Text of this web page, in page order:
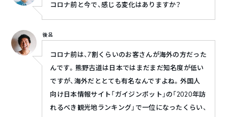
コロナ前と今で、感じる変化はありますか？
後呂
コロナ前は、7割くらいのお客さんが海外の方だった
んです。熊野古道は日本ではまだまだ知名度が低い
ですが、海外だととても有名なんですよね。外国人
向け日本情報サイト「ガイジンポット」の「2020年訪
れるべき観光地ランキング」で一位になったくらい、